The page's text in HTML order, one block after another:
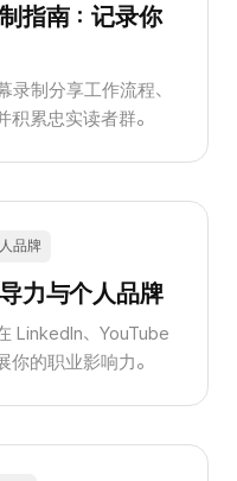
指南：记录你
制分享工作流程、
累忠实读者群。
品牌
力与个人品牌
LinkedIn、YouTube
的职业影响力。